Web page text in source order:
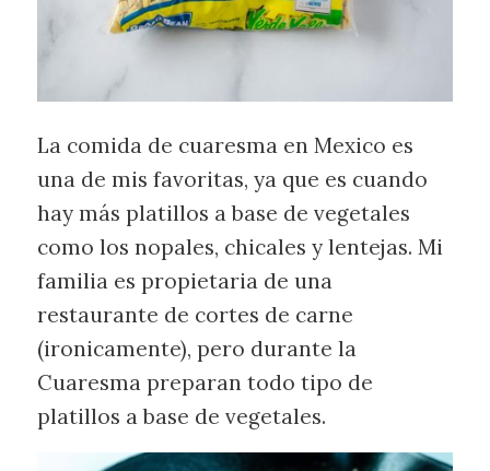
La comida de cuaresma en Mexico es
una de mis favoritas, ya que es cuando
hay más platillos a base de vegetales
como los nopales, chicales y lentejas. Mi
familia es propietaria de una
restaurante de cortes de carne
(ironicamente), pero durante la
Cuaresma preparan todo tipo de
platillos a base de vegetales.